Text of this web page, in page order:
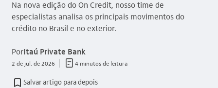
Na nova edição do On Credit, nosso time de
especialistas analisa os principais movimentos do
crédito no Brasil e no exterior.
PorItaú Private Bank
2 de jul. de 2026 documento_outline 4 minutos de leitura
Salvar artigo para depois